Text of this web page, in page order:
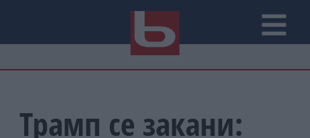
Трамп се закани: